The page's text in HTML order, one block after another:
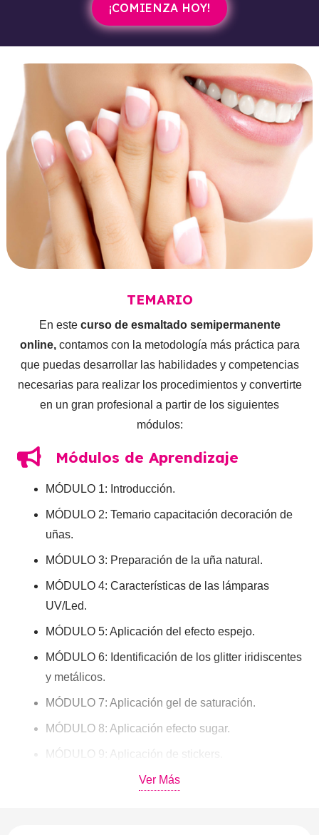
¡COMIENZA HOY!
TEMARIO
En este curso de esmaltado semipermanente
online,contamos con la metodología más práctica para
que puedas desarrollar las habilidades y competencias
necesarias para realizar los procedimientos y convertirte
en un gran profesional a partir de los siguientes
módulos:
Módulos de Aprendizaje
MÓDULO 1: Introducción.
MÓDULO 2: Temario capacitación decoración de
uñas.
MÓDULO 3: Preparación de la uña natural.
MÓDULO 4: Características de las lámparas
UV/Led.
MÓDULO 5: Aplicación del efecto espejo.
MÓDULO 6: Identificación de los glitter iridiscentes
y metálicos.
MÓDULO 7: Aplicación gel de saturación.
MÓDULO 8: Aplicación efecto sugar.
MÓDULO 9: Aplicación de stickers.
MÓDULO 10: Aplicación papel foil.
Ver Más